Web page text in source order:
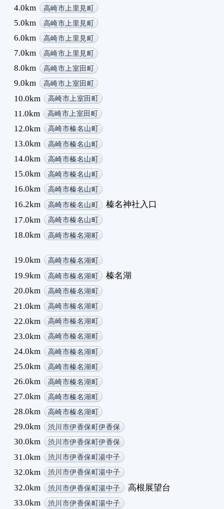
4.0km 高崎市上里見町
5.0km 高崎市上里見町
6.0km 高崎市上里見町
7.0km 高崎市上里見町
8.0km 高崎市上室田町
9.0km 高崎市上室田町
10.0km 高崎市上室田町
11.0km 高崎市上室田町
12.0km 高崎市榛名山町
13.0km 高崎市榛名山町
14.0km 高崎市榛名山町
15.0km 高崎市榛名山町
16.0km 高崎市榛名山町
16.2km 高崎市榛名山町
榛名神社入口
17.0km
高崎市榛名山町
18.0km 高崎市榛名湖町
19.0km 高崎市榛名湖町
19.9km 高崎市榛名湖町
榛名湖
20.0km
高崎市榛名湖町
21.0km 高崎市榛名湖町
22.0km 高崎市榛名湖町
23.0km 高崎市榛名湖町
24.0km 高崎市榛名湖町
25.0km 高崎市榛名湖町
26.0km 高崎市榛名湖町
27.0km 高崎市榛名湖町
28.0km 高崎市榛名湖町
29.0km 渋川市伊香保町伊香保
30.0km 渋川市伊香保町伊香保
31.0km 渋川市伊香保町湯中子
32.0km 渋川市伊香保町湯中子
32.0km 渋川市伊香保町湯中子
高根展望台
33.0km
渋川市伊香保町湯中子